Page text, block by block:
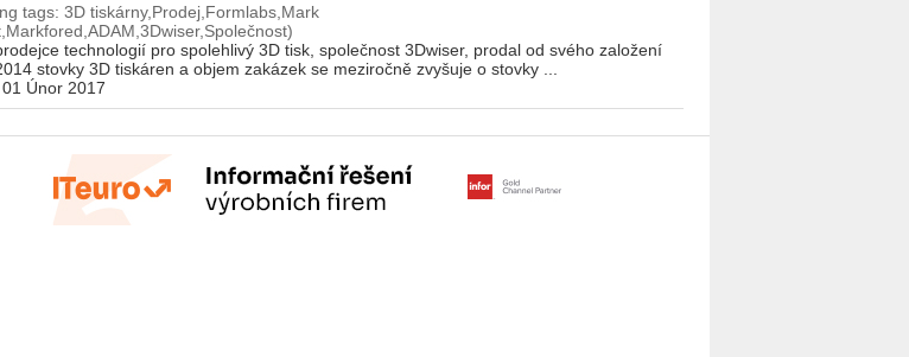
tags: 3D tiskárny,Prodej,Formlabs,Mark
technologií pro spolehlivý 3D tisk, společnost 3Dwiser, prodal od svého založení
stovky 3D tiskáren a objem zakázek se meziročně zvyšuje o stovky ...
Únor 2017